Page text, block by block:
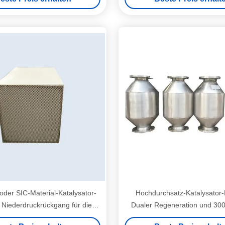
SIC-Material-Katalysator-
für die
2-Euro-6-Konformität
Hochdurchsatz-
Dualer Regeneration und
Dieselmotoren